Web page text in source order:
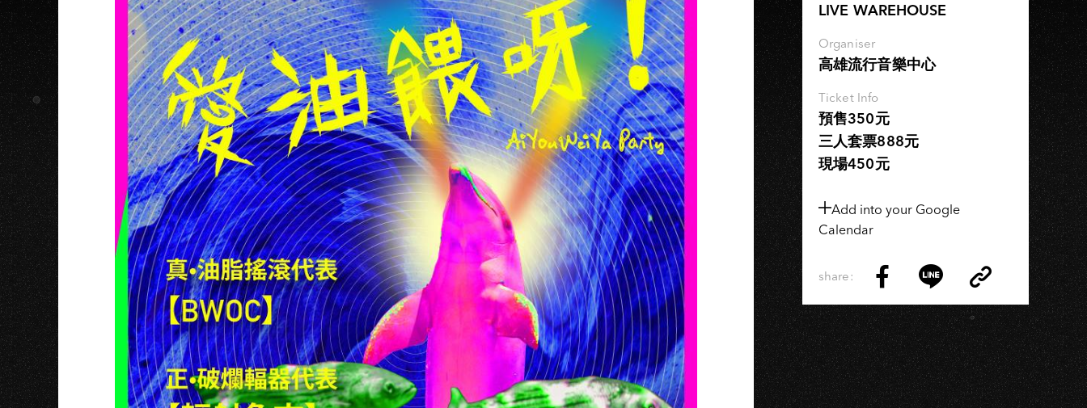
LIVE WAREHOUSE
Organiser
高雄流行音樂中心
Ticket Info
預售350元
三人套票888元
現場450元
Add into your Google
Calendar
share:
on
Facebook
on
LINE
Link
Copy
Link